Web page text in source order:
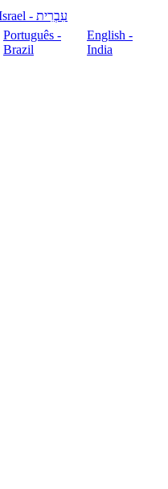
עִבְרִית - Israel
Português -
Brazil
English -
India